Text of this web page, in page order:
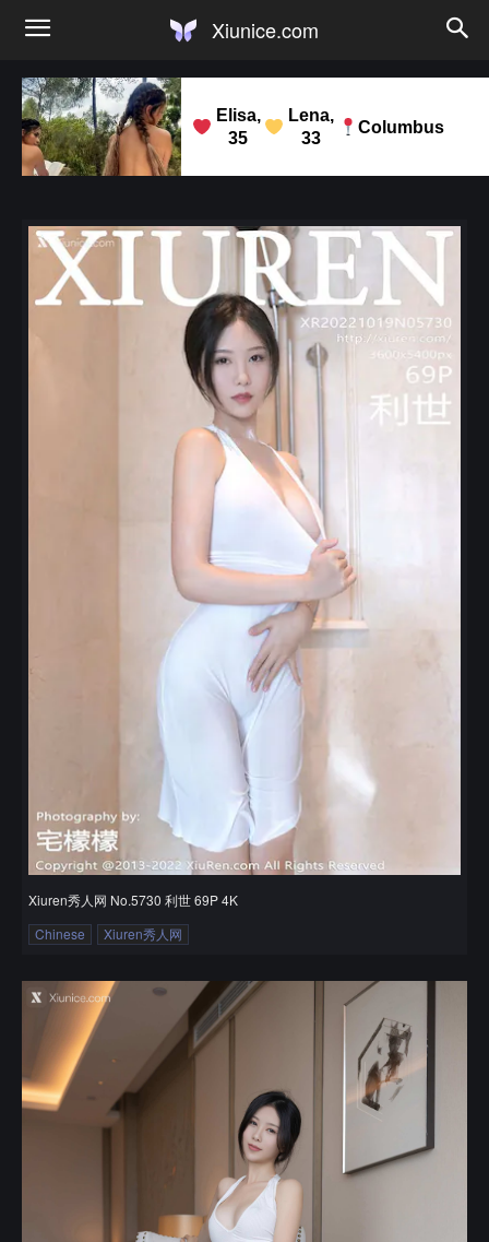
Xiunice.com
Elisa,
35
Lena,
33
Columbus
Xiuren秀人网 No.5730 利世 69P 4K
Chinese
Xiuren秀人网